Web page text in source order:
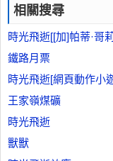
相關搜尋
鐵路月票
時光飛逝[網頁動作小
王家嶺煤礦
時光飛逝
獸獸